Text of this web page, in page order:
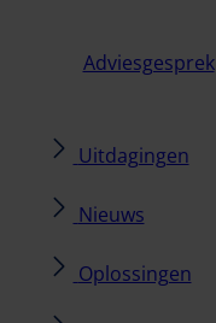
Adviesgesprek
Uitdagingen
Nieuws
Oplossingen